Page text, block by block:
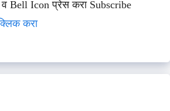
व Bell Icon प्रेस करा Subscribe
करा